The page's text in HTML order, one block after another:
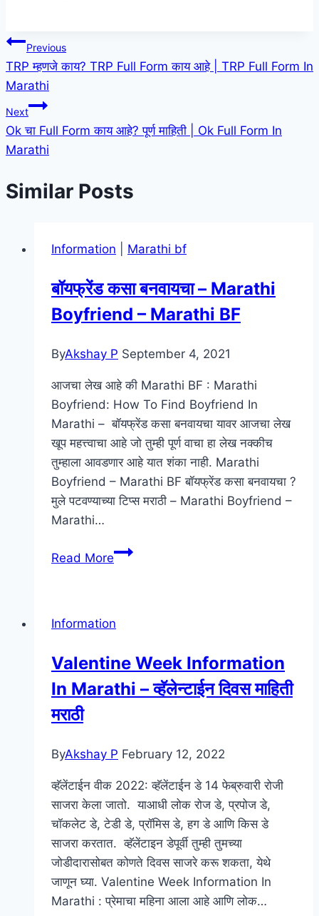
Post
navigation
Previous
TRP म्हणजे काय? TRP Full Form काय आहे | TRP Full Form In
Marathi
Next
Ok चा Full Form काय आहे? पूर्ण माहिती | Ok Full Form In
Marathi
Similar Posts
Information Marathi bf
बॉयफ्रेंड कसा बनवायचा – Marathi
Boyfriend – Marathi BF
ByAkshay P September 4, 2021
आजचा लेख आहे की Marathi BF : Marathi
Boyfriend: How To Find Boyfriend In
Marathi – बॉयफ्रेंड कसा बनवायचा यावर आजचा लेख
खूप महत्त्वाचा आहे जो तुम्ही पूर्ण वाचा हा लेख नक्कीच
तुम्हाला आवडणार आहे यात शंका नाही. Marathi
Boyfriend – Marathi BF बॉयफ्रेंड कसा बनवायचा ?
मुले पटवण्याच्या टिप्स मराठी – Marathi Boyfriend –
Marathi…
Read Moreबॉयफ्रेंड
Marathi
–
Marathi
Information
Valentine Week Information
In Marathi – व्हॅलेन्टाईन दिवस माहिती
मराठी
ByAkshay P February 12, 2022
व्हॅलेंटाईन वीक 2022: व्हॅलेंटाईन डे 14 फेब्रुवारी रोजी
साजरा केला जातो. याआधी लोक रोज डे, प्रपोज डे,
चॉकलेट डे, टेडी डे, प्रॉमिस डे, हग डे आणि किस डे
साजरा करतात. व्हॅलेंटाइन डेपूर्वी तुम्ही तुमच्या
जोडीदारासोबत कोणते दिवस साजरे करू शकता, येथे
जाणून घ्या. Valentine Week Information In
Marathi : प्रेमाचा महिना आला आहे आणि लोक…